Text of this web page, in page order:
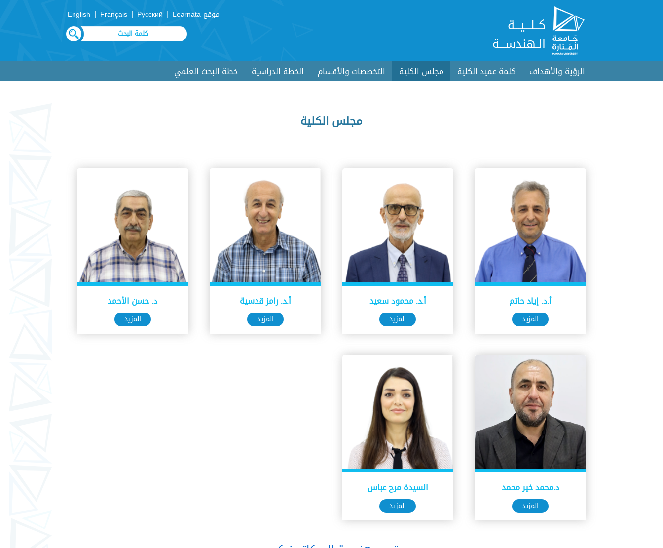
كــلـــيـــة
الـهندســـة
موقع Learnata |
Русский
|
Français
|
English
الرؤية والأهداف كلمة عميد الكلية مجلس الكلية التخصصات والأقسام الخطة الدراسية خطة البحث العلمي
مجلس الكلية
أ.د. إياد حاتم
المزيد
أ.د. محمود سعيد
المزيد
أ.د. رامز قدسية
المزيد
د. حسن الأحمد
المزيد
د.محمد خير محمد
المزيد
السيدة مرح عباس
المزيد